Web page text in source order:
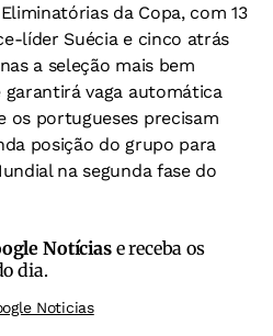
da Copa, com 13
líder Suécia e cinco atrás
a seleção mais bem
garantirá vaga automática
os portugueses precisam
posição do grupo para
na segunda fase do
Notíciase receba os
dia.
Noticias